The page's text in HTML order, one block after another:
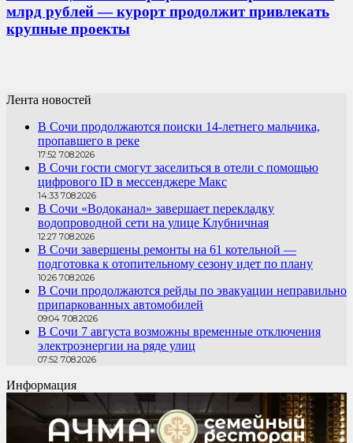
млрд рублей — курорт продолжит привлекать
крупные проекты
Лента новостей
В Сочи продолжаются поиски 14-летнего мальчика,
пропавшего в реке
17:52 7.08.2026
В Сочи гости смогут заселиться в отели с помощью
цифрового ID в мессенджере Макс
14:33 7.08.2026
В Сочи «Водоканал» завершает перекладку
водопроводной сети на улице Клубничная
12:27 7.08.2026
В Сочи завершены ремонты на 61 котельной —
подготовка к отопительному сезону идет по плану
10:26 7.08.2026
В Сочи продолжаются рейды по эвакуации неправильно
припаркованных автомобилей
09:04 7.08.2026
В Сочи 7 августа возможны временные отключения
электроэнергии на ряде улиц
07:52 7.08.2026
Информация